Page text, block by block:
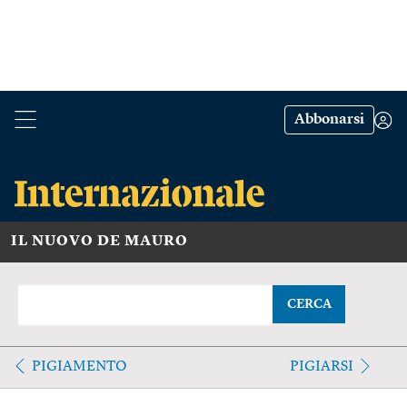
Abbonarsi
IL NUOVO DE MAURO
CERCA
PIGIAMENTO PIGIARSI